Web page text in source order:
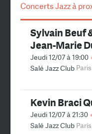
Concerts Jazz à
Sylvain Beuf
Jean-Marie
Jeudi 12/07 à 19:00
Salé Jazz Club Paris
Kevin Braci
Jeudi 12/07 à 21:30
Salé Jazz Club Paris